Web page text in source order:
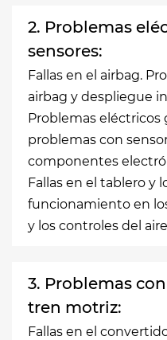
2. Problemas
sensores:
Fallas en el airbag.
airbag y despliegue
Problemas eléctricos
problemas con
componentes
Fallas en el tablero y
funcionamiento en
y los controles del
3. Problemas
tren motriz:
Fallas en el